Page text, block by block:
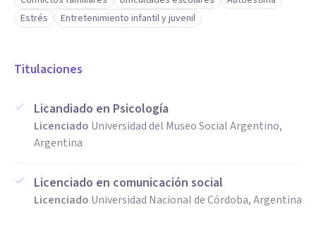
Estrés
Entretenimiento infantil y juvenil
Titulaciones
Licandiado en Psicología
Licenciado Universidad del Museo Social Argentino,
Argentina
Licenciado en comunicación social
Licenciado Universidad Nacional de Córdoba, Argentina